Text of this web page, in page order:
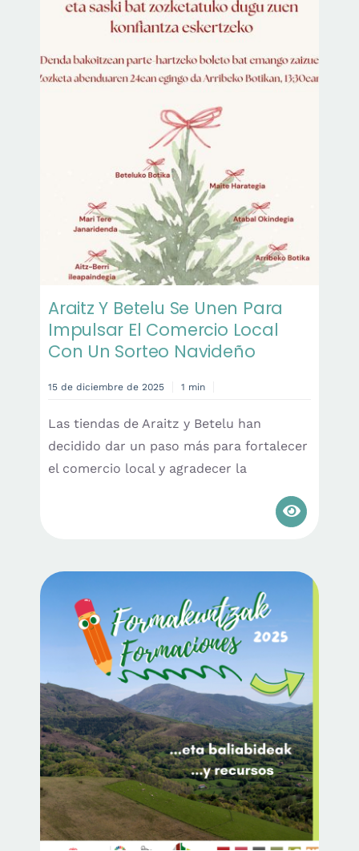
Araitz Y Betelu Se Unen Para
Impulsar El Comercio Local
Con Un Sorteo Navideño
15 de diciembre de 2025 1 min
Las tiendas de Araitz y Betelu han
decidido dar un paso más para fortalecer
el comercio local y agradecer la